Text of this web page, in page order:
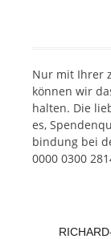
Nur mit Ih­rer
kön­nen wir
hal­ten. Die
es,
bin­dung bei
0000 0300